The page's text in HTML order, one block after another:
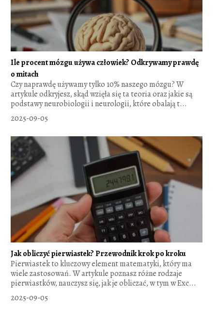
Ile procent mózgu używa człowiek? Odkrywamy prawdę
o mitach
Czy naprawdę używamy tylko 10% naszego mózgu? W
artykule odkryjesz, skąd wzięła się ta teoria oraz jakie są
podstawy neurobiologii i neurologii, które obalają t...
2025-09-05
Jak obliczyć pierwiastek? Przewodnik krok po kroku
Pierwiastek to kluczowy element matematyki, który ma
wiele zastosowań. W artykule poznasz różne rodzaje
pierwiastków, nauczysz się, jak je obliczać, w tym w Exc...
2025-09-05